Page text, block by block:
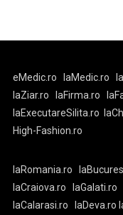
eMedic.ro laMedic.ro
laZiar.ro
laFirma.ro
laExecutareSilita.ro
High-Fashion.ro
laRomania.ro
laCraiova.ro
laGalati.ro
laCalarasi.ro
laDeva.ro